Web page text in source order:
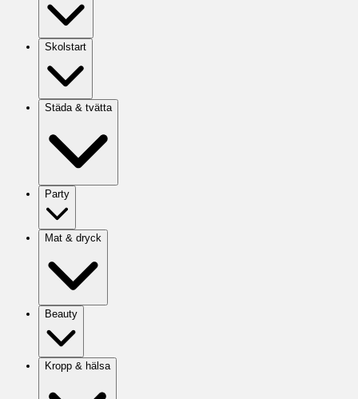
Skolstart
Städa & tvätta
Party
Mat & dryck
Beauty
Kropp & hälsa